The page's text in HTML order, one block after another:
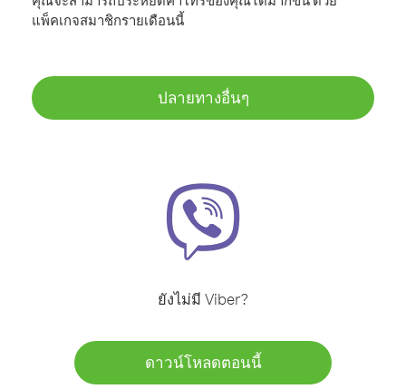
แพ็คเกจสมาชิกรายเดือนนี้
ปลายทางอื่นๆ
ยังไม่มี Viber?
ดาวน์โหลดตอนนี้